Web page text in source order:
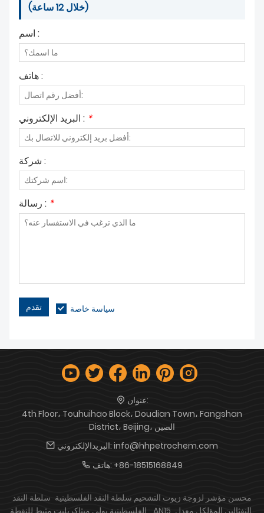
(خلال 12 ساعة)
اسم :
هاتف :
البريد الإلكتروني : *
شركة :
رسالة : *
تقدم سياسة خاصة
عنوان:
4th Floor، Touhuihao Block، Doudian Town، Fangshan
District، Beijing، الصين
البريدالإلكتروني: info@hhpetrochem.com
هاتف: +86-18515168849
محسن مؤشر لزوجة زيوت التشحيم سلطة النقد الفلسطينية سلطة النقد
الفلسطينية بولي ميثاكريليت مثبط للنقطة
AN15 النفثالين المؤلكل معدل